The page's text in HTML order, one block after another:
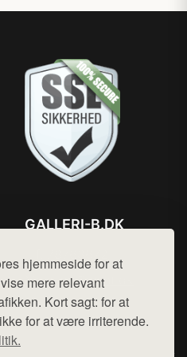
hjemmeside for at
mere relevant
Kort sagt: for at
for at være irriterende.
GALLERI-B.DK
Mail: hej@want.dk
Cookie- og privatlivspolitik